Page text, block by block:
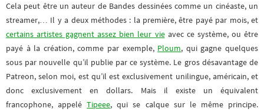
Cela peut être un auteur de Bandes dessinées comme un cinéaste, un
streamer,… Il y a deux méthodes : la première, être payé par mois, et
certains artistes gagnent assez bien leur vieavec ce système, ou être
payé à la création, comme par exemple, Ploum, qui gagne quelques
sous par nouvelle qu’il publie par ce système. Le gros désavantage de
Patreon, selon moi, est qu’il est exclusivement unilingue, américain, et
donc exclusivement en dollars. Mais il existe un équivalent
francophone, appeléTipeee, qui se calque sur le même principe.